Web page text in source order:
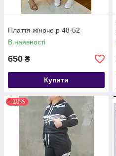
Плаття жіноче р 48-52
В наявності
650 ₴
Купити
–10%